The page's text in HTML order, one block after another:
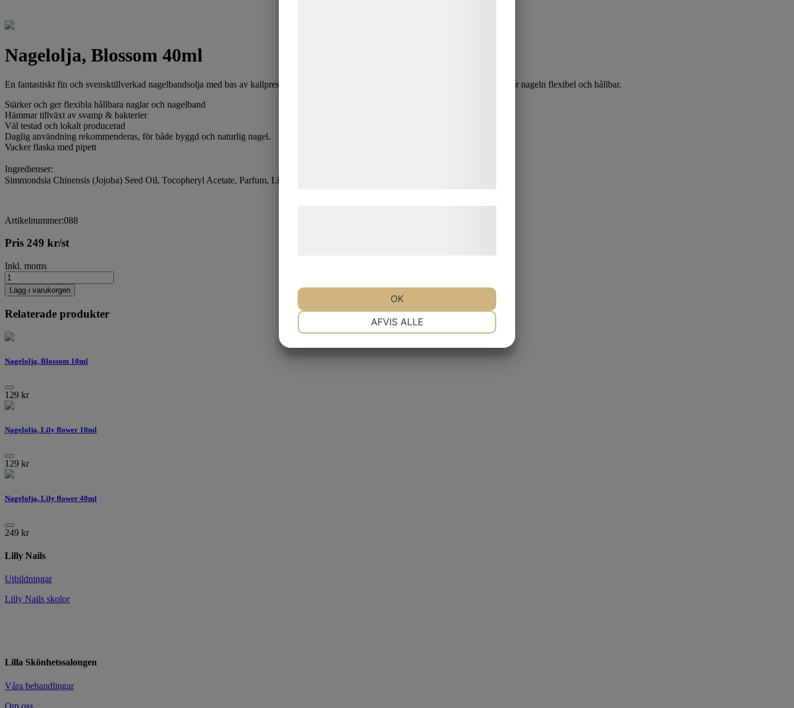
Nagelolja, Blossom 40ml
En fantastiskt fin och svensktillverkad nagelbandsolja med bas av kallpressad Jojobaolja. De små molekylerna återfuktar på djupet och gör nageln flexibel och hållbar.
Stärker och ger flexibla hållbara naglar och nagelband
Hämmar tillväxt av svamp & bakterier
Väl testad och lokalt producerad
Daglig användning rekommenderas, för både byggd och naturlig nagel.
Vacker flaska med pipett
Ingredienser:
Simmondsia Chinensis (Jojoba) Seed Oil, Tocopheryl Acetate, Parfum, Linalool, Hexyl Cinnamal, Limonene
Artikelnummer:088
Pris 249 kr/st
Inkl. moms
Lägg i varukorgen
Relaterade produkter
Nagelolja, Blossom 10ml
129 kr
Nagelolja, Lily flower 10ml
129 kr
Nagelolja, Lily flower 40ml
249 kr
Lilly Nails
Utbildningar
Lilly Nails skolor
Lilla Skönhetssalongen
Våra behandlingar
Om oss
AFVIS ALLE
OK